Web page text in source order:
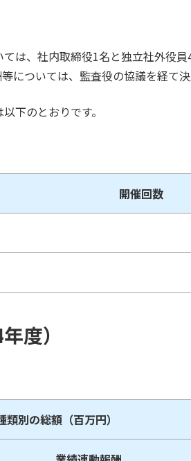
は、社内取締役1名と独立社外役
については、監査役の協議を経て決
下のとおりです。
開催回数
度）
類別の総額（百万円）